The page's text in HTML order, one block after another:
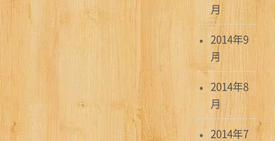
月
2014年9
月
2014年8
月
2014年7